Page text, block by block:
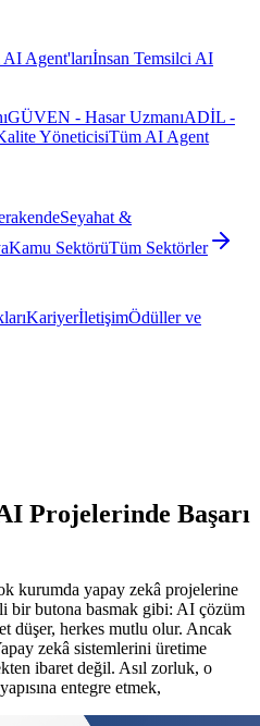
AI Agent'larıİnsan Temsilci AI
GÜVEN - Hasar UzmanıADİL -
YöneticisiTüm AI Agent
Seyahat &
Kamu SektörüTüm Sektörler
KariyerİletişimÖdüller ve
Projelerinde Başarı
kurumda yapay zekâ projelerine
bir butona basmak gibi: AI çözüm
düşer, herkes mutlu olur. Ancak
zekâ sistemlerini üretime
ibaret değil. Asıl zorluk, o
entegre etmek,